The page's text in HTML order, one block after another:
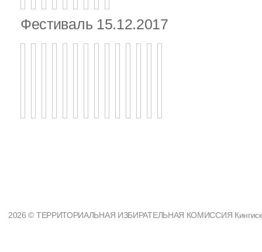
Фестиваль 15.12.2017
2026 © ТЕРРИТОРИАЛЬНАЯ ИЗБИРАТЕЛЬНАЯ КОМИССИЯ